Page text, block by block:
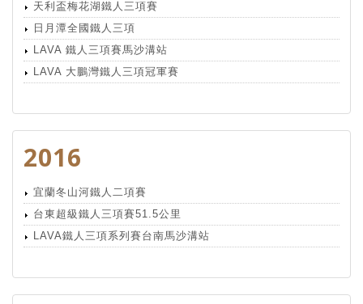
天利盃梅花湖鐵人三項賽
日月潭全國鐵人三項
LAVA 鐵人三項賽馬沙溝站
LAVA 大鵬灣鐵人三項冠軍賽
2016
宜蘭冬山河鐵人二項賽
台東超級鐵人三項賽51.5公里
LAVA鐵人三項系列賽台南馬沙溝站